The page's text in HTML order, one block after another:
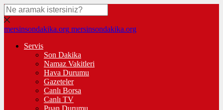
mersinsondakika.org mersinsondakika.org
Servis
Son Dakika
Namaz Vakitleri
Hava Durumu
Gazeteler
Canlı Borsa
Canlı TV
Puan Durumu